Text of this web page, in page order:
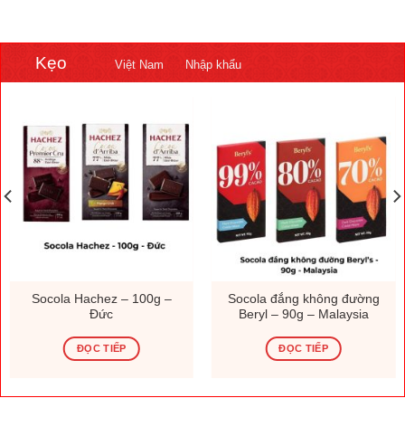
Kẹo Việt Nam Nhập khẩu
Socola Hachez – 100g –
Đức
ĐỌC TIẾP
Socola đắng không đường
Beryl – 90g – Malaysia
ĐỌC TIẾP